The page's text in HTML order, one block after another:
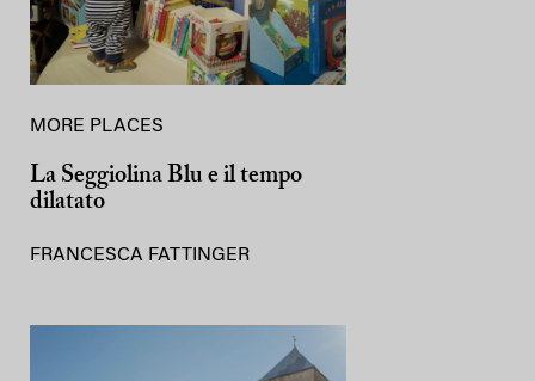
MORE PLACES
La Seggiolina Blu e il tempo
dilatato
FRANCESCA FATTINGER